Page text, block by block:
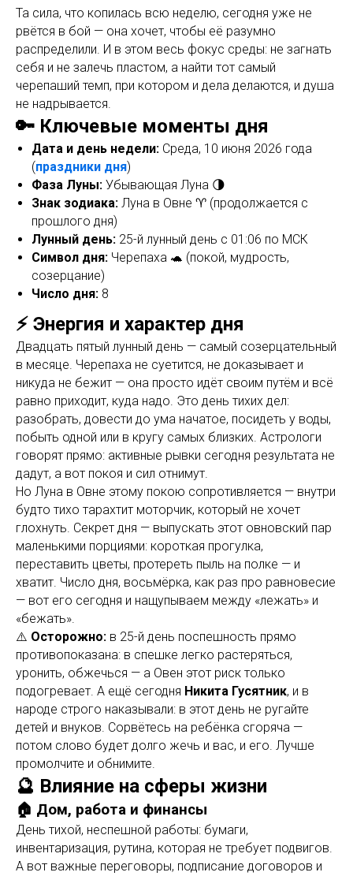
Та сила, что копилась всю неделю, сегодня уже не
рвётся в бой — она хочет, чтобы её разумно
распределили. И в этом весь фокус среды: не загнать
себя и не залечь пластом, а найти тот самый
черепаший темп, при котором и дела делаются, и душа
не надрывается.
🔑 Ключевые моменты дня
Дата и день недели: Среда, 10 июня 2026 года
(праздники дня)
Фаза Луны: Убывающая Луна 🌗
Знак зодиака: Луна в Овне ♈ (продолжается с
прошлого дня)
Лунный день: 25-й лунный день с 01:06 по МСК
Символ дня: Черепаха 🐢 (покой, мудрость,
созерцание)
Число дня: 8
⚡ Энергия и характер дня
Двадцать пятый лунный день — самый созерцательный
в месяце. Черепаха не суетится, не доказывает и
никуда не бежит — она просто идёт своим путём и всё
равно приходит, куда надо. Это день тихих дел:
разобрать, довести до ума начатое, посидеть у воды,
побыть одной или в кругу самых близких. Астрологи
говорят прямо: активные рывки сегодня результата не
дадут, а вот покоя и сил отнимут.
Но Луна в Овне этому покою сопротивляется — внутри
будто тихо тарахтит моторчик, который не хочет
глохнуть. Секрет дня — выпускать этот овновский пар
маленькими порциями: короткая прогулка,
переставить цветы, протереть пыль на полке — и
хватит. Число дня, восьмёрка, как раз про равновесие
— вот его сегодня и нащупываем между «лежать» и
«бежать».
⚠️ Осторожно: в 25-й день поспешность прямо
противопоказана: в спешке легко растеряться,
уронить, обжечься — а Овен этот риск только
подогревает. А ещё сегодня Никита Гусятник, и в
народе строго наказывали: в этот день не ругайте
детей и внуков. Сорвётесь на ребёнка сгоряча —
потом слово будет долго жечь и вас, и его. Лучше
промолчите и обнимите.
🔮 Влияние на сферы жизни
🏠 Дом, работа и финансы
День тихой, неспешной работы: бумаги,
инвентаризация, рутина, которая не требует подвигов.
А вот важные переговоры, подписание договоров и